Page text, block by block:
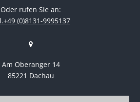
Oder rufen Sie an:
(0)8131-9995137
Am Oberanger 14
85221 Dachau